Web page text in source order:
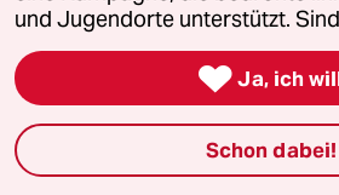
kreiert.
Uranus
20.09.2019,21:23 Uhr
@My Sharona:
und Jugendorte unterstützt.
 Ja, ich
Schon dabei!